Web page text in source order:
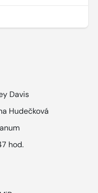
Davis
Hudečková
hod.